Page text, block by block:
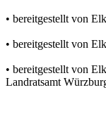
• bereitgestellt von
• bereitgestellt von
• bereitgestellt von
Landratsamt